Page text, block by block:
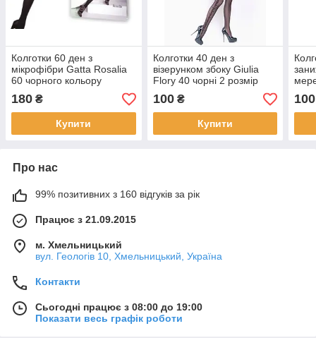
Колготки 60 ден з
мікрофібри Gatta Rosalia
60 чорного кольору
розміри 2 3 4 5
180 ₴
Купити
Колготки 40 ден з
візерунком збоку Giulia
Flory 40 чорні 2 розмір
100₴
Купити
2 3
100
Про нас
99% позитивних з 160 відгуків за рік
Працює з 21.09.2015
м. Хмельницький
вул. Геологів 10, Хмельницький, Україна
Контакти
Сьогодні працює з 08:00 до 19:00
Показати весь графік роботи